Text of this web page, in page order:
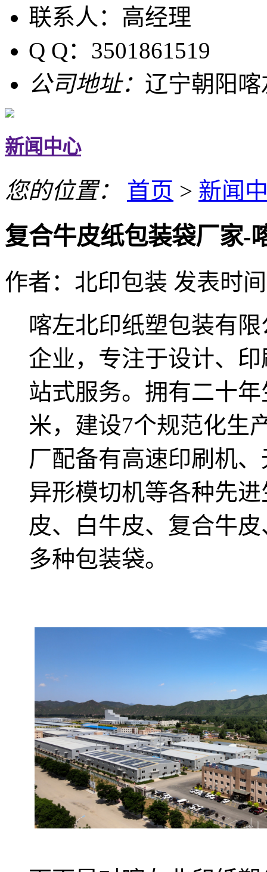
联系人：高经理
Q Q：3501861519
公司地址： 辽宁朝阳
新闻中心
您的位置： 首页 > 新闻
复合牛皮纸包装袋厂家-
作者：北印包装 发表时
喀左北印纸塑包装有
企业，专注于设计、
站式服务。拥有二十
米，建设7个规范化生
厂配备有高速印刷机
异形模切机等各种先
皮、白牛皮、复合牛
多种包装袋。